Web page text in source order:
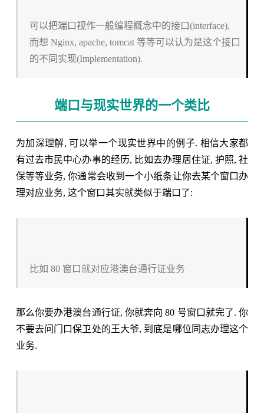
可以把端口视作一般编程概念中的接口(interface),
而想 Nginx, apache, tomcat 等等可以认为是这个接口
的不同实现(Implementation).
端口与现实世界的一个类比
为加深理解, 可以举一个现实世界中的例子. 相信大家都
有过去市民中心办事的经历, 比如去办理居住证, 护照, 社
保等等业务, 你通常会收到一个小纸条让你去某个窗口办
理对应业务, 这个窗口其实就类似于端口了:
比如 80 窗口就对应港澳台通行证业务
那么你要办港澳台通行证, 你就奔向 80 号窗口就完了. 你
不要去问门口保卫处的王大爷, 到底是哪位同志办理这个
业务.